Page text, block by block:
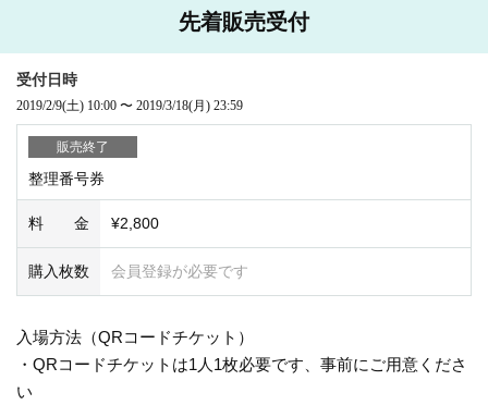
先着販売受付
受付日時
2019/2/9(土) 10:00 〜 2019/3/18(月) 23:59
販売終了
整理番号券
料 金 ¥2,800
購入枚数 会員登録が必要です
入場方法（QRコードチケット）
・QRコードチケットは1人1枚必要です、事前にご用意くださ
い